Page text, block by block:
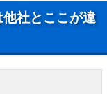
社とここが違